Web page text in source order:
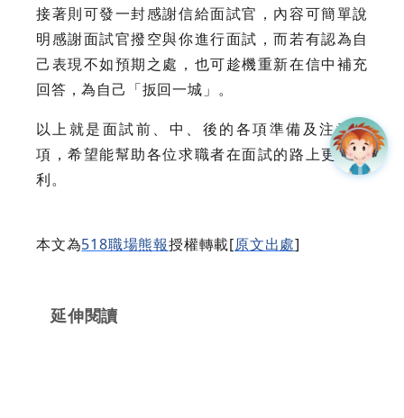
接著則可發一封感謝信給面試官，內容可簡單說
明感謝面試官撥空與你進行面試，而若有認為自
己表現不如預期之處，也可趁機重新在信中補充
回答，為自己「扳回一城」。
以上就是面試前、中、後的各項準備及注意事
項，希望能幫助各位求職者在面試的路上更加順
利。
本文為518職場熊報授權轉載[原文出處]
延伸閱讀